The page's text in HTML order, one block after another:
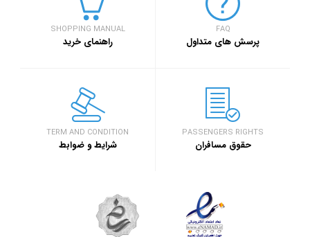
SHOPPING MANUAL
راهنمای خرید
FAQ
پرسش های متداول
TERM AND CONDITION
شرایط و ضوابط
PASSENGERS RIGHTS
حقوق مسافران